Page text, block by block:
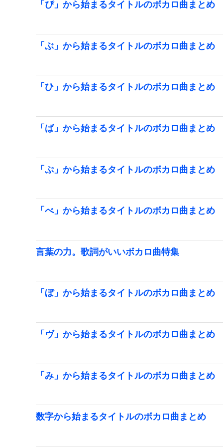
「ぴ」から始まるタイトルのボカロ曲まとめ
「ぶ」から始まるタイトルのボカロ曲まとめ
「ひ」から始まるタイトルのボカロ曲まとめ
「ば」から始まるタイトルのボカロ曲まとめ
「ぷ」から始まるタイトルのボカロ曲まとめ
「べ」から始まるタイトルのボカロ曲まとめ
言葉の力。歌詞がいいボカロ曲特集
「ぼ」から始まるタイトルのボカロ曲まとめ
「ヴ」から始まるタイトルのボカロ曲まとめ
「み」から始まるタイトルのボカロ曲まとめ
数字から始まるタイトルのボカロ曲まとめ